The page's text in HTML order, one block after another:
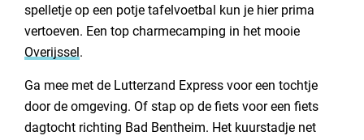
spelletje op een potje tafelvoetbal kun je hier prima
vertoeven. Een top charmecamping in het mooie
Overijssel.
Ga mee met de Lutterzand Express voor een tochtje
door de omgeving. Of stap op de fiets voor een fiets
dagtocht richting Bad Bentheim. Het kuurstadje net